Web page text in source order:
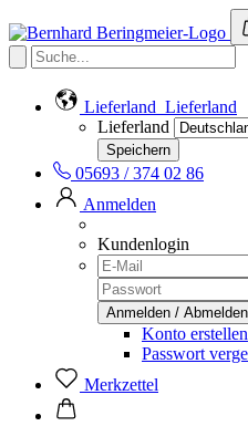
Lieferland Lieferland
Lieferland
05693 / 374 02 86
Anmelden
Kundenlogin
Konto erstellen
Passwort
Merkzettel